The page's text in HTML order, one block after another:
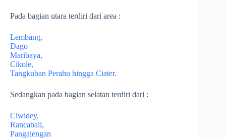
Pada bagian utara terdiri dari area :
Lembang,
Dago
Maribaya,
Cikole,
Tangkuban Perahu hingga Ciater.
Sedangkan pada bagian selatan terdiri dari :
Ciwidey,
Rancabali,
Pangalengan